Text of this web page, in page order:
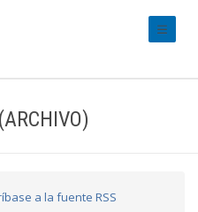
a la fuente RSS